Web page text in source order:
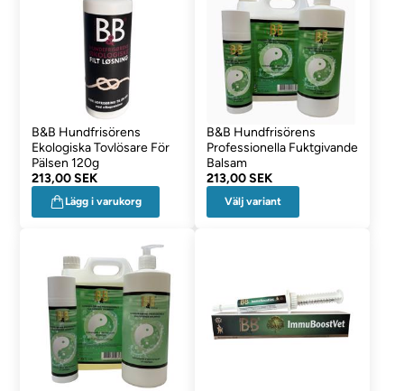
B&B Hundfrisörens
Ekologiska Tovlösare För
Pälsen 120g
213,00 SEK
Lägg i varukorg
B&B Hundfrisörens
Professionella Fuktgivande
Balsam
213,00 SEK
Välj variant